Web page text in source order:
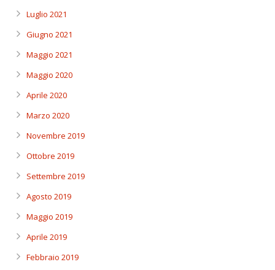
Luglio 2021
Giugno 2021
Maggio 2021
Maggio 2020
Aprile 2020
Marzo 2020
Novembre 2019
Ottobre 2019
Settembre 2019
Agosto 2019
Maggio 2019
Aprile 2019
Febbraio 2019